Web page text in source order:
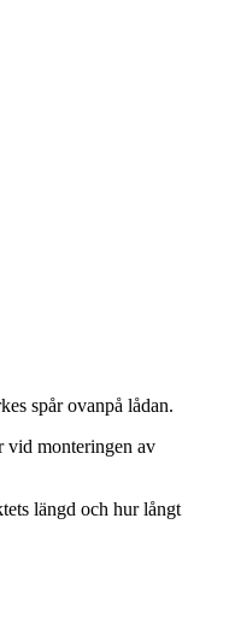
spår ovanpå lådan.
vid monteringen av
längd och hur långt